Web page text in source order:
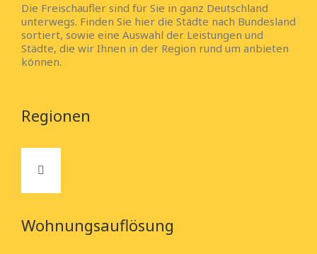
Die Freischaufler sind für Sie in ganz Deutschland
unterwegs. Finden Sie hier die Städte nach Bundesland
sortiert, sowie eine Auswahl der Leistungen und
Städte, die wir Ihnen in der Region rund um anbieten
können.
Regionen
Toggle
Navigation
Baden Württemberg
Wohnungsauflösung